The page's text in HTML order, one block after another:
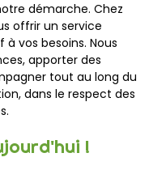
démarche. Chez
offrir un service
vos besoins. Nous
apporter des
tout au long du
dans le respect des
!